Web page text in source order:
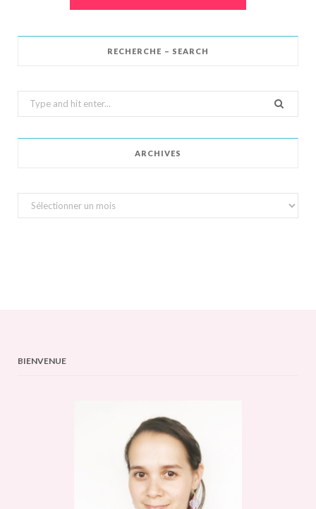
RECHERCHE – SEARCH
Search
for:
ARCHIVES
Archives
BIENVENUE